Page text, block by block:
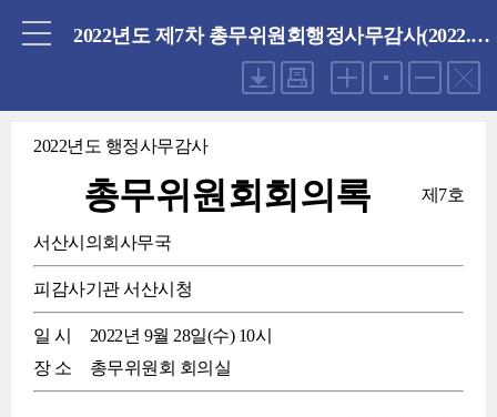
2022년도 제7차 총무위원회행정사무감사(2022.09.28 수요일)
2022년도 행정사무감사
총무위원회회의록 제7호
서산시의회사무국
피감사기관서산시청
일 시
2022년 9월 28일(수) 10시
장 소
총무위원회 회의실